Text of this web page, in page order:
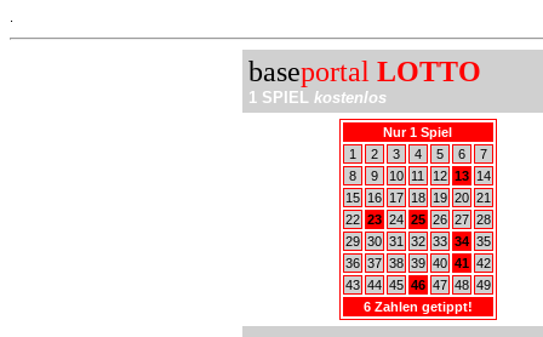
baseportal LOTTO
1 SPIEL kostenlos
Nur 1 Spiel
1
2 3 4 5 6
7
8
9 10 11 12 13
14
15
16 17 18 19 20 21
22 23 24 25 26 27 28
29 30 31 32 33 34 35
36 37 38 39 40 41 42
43 44 45 46 47 48 49
6 Zahlen getippt!